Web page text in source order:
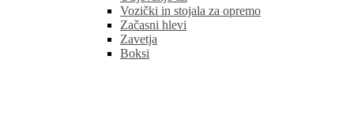
Vozički in stojala za opremo
Začasni hlevi
Zavetja
Boksi